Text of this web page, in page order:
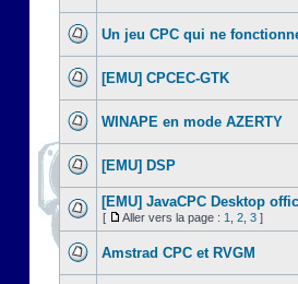
Un jeu CPC qui ne
[EMU] CPCEC-GTK
WINAPE en mode AZERTY
[EMU] DSP
[EMU] JavaCPC Desktop
[ Aller vers la page : 1 2 3 ]
Amstrad CPC et RVGM